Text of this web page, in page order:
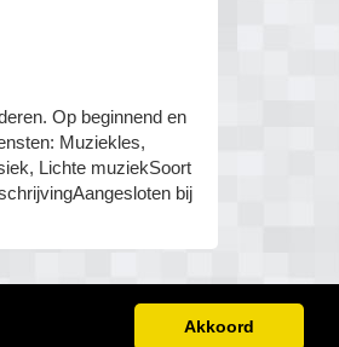
Akkoord
Op beginnend en
Muziekles,
Lichte muziekSoort
bij
Verhuisservice